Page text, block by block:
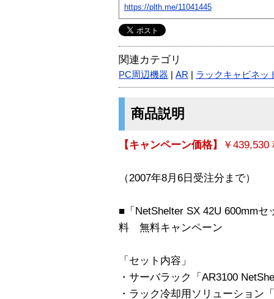
https://plth.me/11041445
関連カテゴリ
PC周辺機器 AR ラックキャビネッ
商品説明
【キャンペーン価格】 ￥
（2007年8月6日受注分まで）
■「NetShelter SX 42U 600mm
料 無料キャンペーン
「セット内容」
・サーバラック「AR3100
・ラック冷却用ソリューション